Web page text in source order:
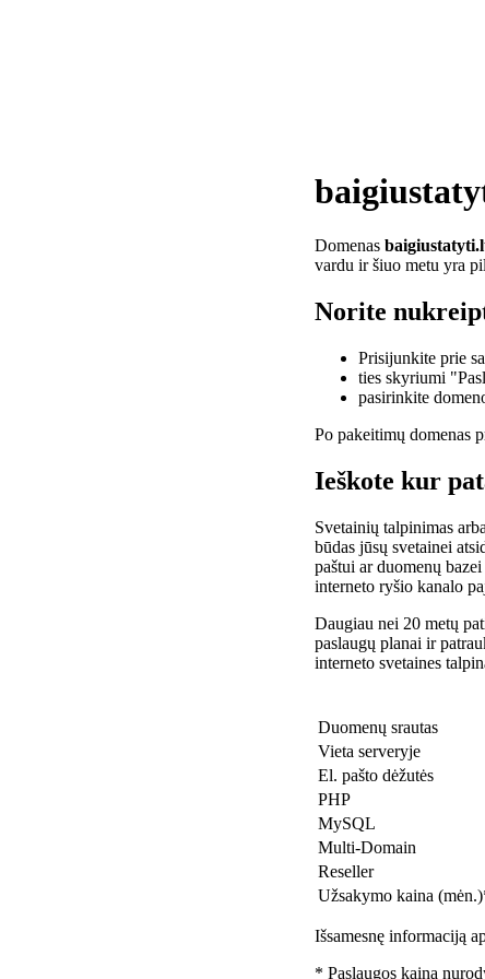
Domenas
vardu ir šiuo metu yra
Norite
Prisijunkite prie
ties skyriumi
pasirinkite
Po pakeitimų domenas
Ieškote kur
Svetainių talpinimas
būdas jūsų svetainei
paštui ar duomenų
interneto ryšio kanalo
Daugiau nei 20 metų
paslaugų planai ir
interneto svetaines
Duomenų srautas
Vieta serveryje
El. pašto dėžutės
PHP
MySQL
Multi-Domain
Reseller
Užsakymo kaina
Išsamesnę informaciją
* Paslaugos kaina